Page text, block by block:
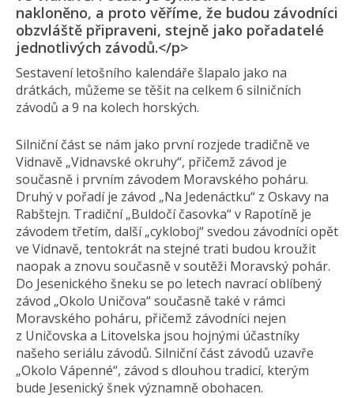
nakloněno, a proto věříme, že budou závodníci
obzvláště připraveni, stejně jako pořadatelé
jednotlivých závodů.</p>
Sestavení letošního kalendáře šlapalo jako na
drátkách, můžeme se těšit na celkem 6 silničních
závodů a 9 na kolech horských.
Silniční část se nám jako první rozjede tradičně ve
Vidnavě „Vidnavské okruhy“, přičemž závod je
současně i prvním závodem Moravského poháru.
Druhý v pořadí je závod „Na Jedenáctku“ z Oskavy na
Rabštejn. Tradiční „Buldočí časovka“ v Rapotíně je
závodem třetím, další „cykloboj“ svedou závodníci opět
ve Vidnavě, tentokrát na stejné trati budou kroužit
naopak a znovu současně v soutěži Moravský pohár.
Do Jesenického šneku se po letech navrací oblíbený
závod „Okolo Uničova“ současně také v rámci
Moravského poháru, přičemž závodníci nejen
z Uničovska a Litovelska jsou hojnými účastníky
našeho seriálu závodů. Silniční část závodů uzavře
„Okolo Vápenné“, závod s dlouhou tradicí, kterým
bude Jesenický šnek významně obohacen.